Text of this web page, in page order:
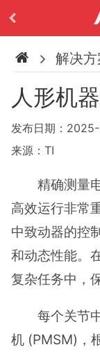
解决方
人形机
发布日期：
来源：TI
精确测量
高效运行非常
中致动器的控
和动态性能。
复杂任务中，
每个关节
机 (PMSM)，